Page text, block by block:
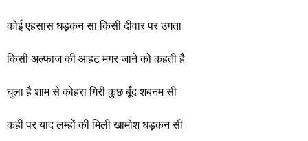
कोई एहसास धड़कन सा किसी दीवार पर उगता
किसी अल्फाज की आहट मगर जाने को कहती है
घुला है शाम से कोहरा गिरी कुछ बूँद शबनम सी
कहीं पर याद लम्हों की मिली खामोश धड़कन सी